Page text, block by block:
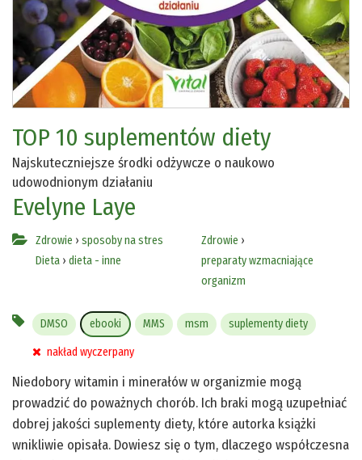
TOP 10 suplementów diety
Najskuteczniejsze środki odżywcze o naukowo
udowodnionym działaniu
Evelyne Laye
Zdrowie › sposoby na stres
Dieta › dieta - inne
Zdrowie ›
preparaty wzmacniające
organizm
DMSO ebooki MMS msm suplementy diety
nakład wyczerpany
Niedobory witamin i minerałów w organizmie mogą
prowadzić do poważnych chorób. Ich braki mogą uzupełniać
dobrej jakości suplementy diety, które autorka książki
wnikliwie opisała. Dowiesz się o tym, dlaczego współczesna